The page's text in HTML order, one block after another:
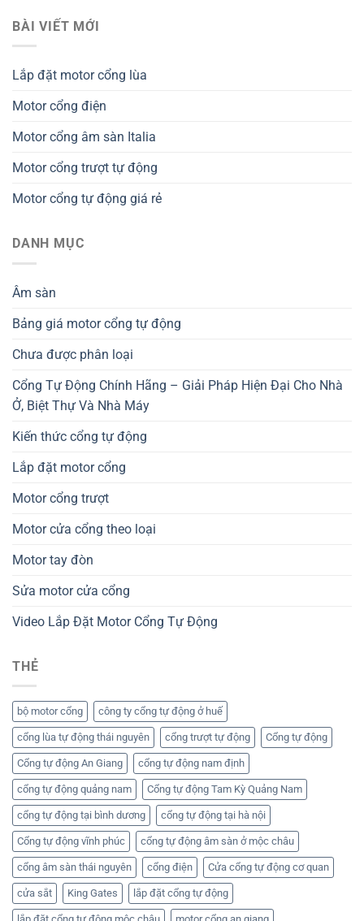
BÀI VIẾT MỚI
Lắp đặt motor cổng lùa
Motor cổng điện
Motor cổng âm sàn Italia
Motor cổng trượt tự động
Motor cổng tự động giá rẻ
DANH MỤC
Âm sàn
Bảng giá motor cổng tự động
Chưa được phân loại
Cổng Tự Động Chính Hãng – Giải Pháp Hiện Đại Cho Nhà
Ở, Biệt Thự Và Nhà Máy
Kiến thức cổng tự động
Lắp đặt motor cổng
Motor cổng trượt
Motor cửa cổng theo loại
Motor tay đòn
Sửa motor cửa cổng
Video Lắp Đặt Motor Cổng Tự Động
THẺ
bộ motor cổng công ty cổng tự động ở huế
cổng lùa tự động thái nguyên cổng trượt tự động Cổng tự động
Cổng tự động An Giang cổng tự động nam định
cổng tự động quảng nam Cổng tự động Tam Kỳ Quảng Nam
cổng tự động tại bình dương cổng tự động tại hà nội
Cổng tự động vĩnh phúc cổng tự động âm sàn ở mộc châu
cổng âm sàn thái nguyên cổng điện Cửa cổng tự động cơ quan
cửa sắt King Gates lắp đặt cổng tự động